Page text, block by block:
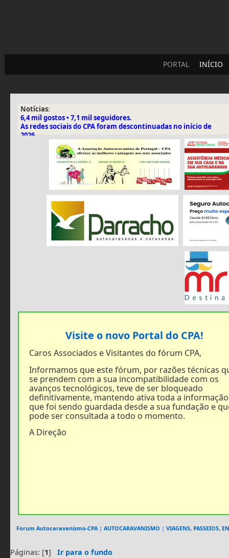
PORTAL INÍCIO
Notícias:
6,4 mil gostos • 7,1 mil seguidores.
As redes sociais do CPA foram descontinuadas no início de
2026.
Visite o novo Portal do CPA!
Caros Associados e Visitantes do fórum CPA,
Informamos que este fórum, por razões técnicas
se prendem com a sua incompatibilidade com os
avanços tecnológicos, teve de ser bloqueado
definitivamente, mantendo ativa toda a informação
que foi sendo guardada desde a sua fundação e
pode ser consultada a todo o momento.
A Direção
Forum Autocaravanismo-CPA| AUTOCARAVANISMO | VIAGENS, PASSEIOS,
Páginas: [1] Ir para o fundo